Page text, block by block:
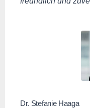
Dr. Stefanie Haaga